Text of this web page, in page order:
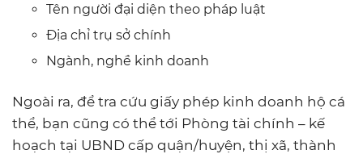
Tên người đại diện theo pháp luật
Địa chỉ trụ sở chính
Ngành, nghề kinh doanh
Ngoài ra, để tra cứu giấy phép kinh doanh hộ cá
thể, bạn cũng có thể tới Phòng tài chính – kế
hoạch tại UBND cấp quận/huyện, thị xã, thành